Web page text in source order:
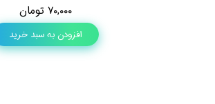
۷۰,۰۰۰ تومان
افزودن به سبد خرید